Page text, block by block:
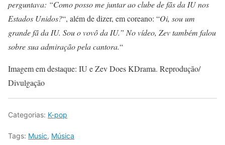
perguntava: “Como posso me juntar ao clube de fãs da IU nos
Estados Unidos?“, além de dizer, em coreano: “Oi, sou um
grande fã da IU. Sou o vovô da IU.” No vídeo, Zev também falou
sobre sua admiração pela cantora.“
Imagem em destaque: IU e Zev Does KDrama. Reprodução/
Divulgação
Categorias: K-pop
Tags: Music, Música